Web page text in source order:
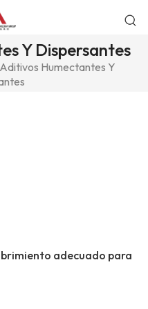
Y Dispersantes
Aditivos Humectantes Y
adecuado para